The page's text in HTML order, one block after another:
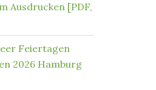
Ausdrucken [PDF,
Feiertagen
2026 Hamburg